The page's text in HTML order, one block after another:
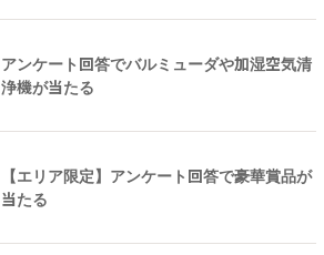
アンケート回答でバルミューダや加湿空気清
浄機が当たる
【エリア限定】アンケート回答で豪華賞品が
当たる